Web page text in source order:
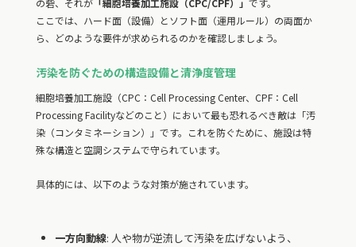
の砦、それが 「細胞培養加工施設（CPC/CPF）」 です。
ここでは、ハード面（設備）とソフト面（運用ルール）の両面か
ら、どのような要件が求められるのかを確認しましょう。
汚染を防ぐための構造設備と清浄度管理
細胞培養加工施設（CPC：Cell Processing Center、CPF：Cell
Processing Facilityなどのこと）において最も恐れるべき敵は「汚
染（コンタミネーション）」です。これを防ぐために、施設は特
殊な構造と空調システムで守られています。
具体的には、以下のような対策が施されています。
一方向動線: 人や物が逆流して汚染を広げないよう、